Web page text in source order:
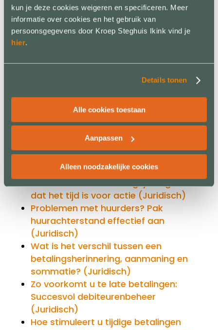
kun je deze cookies weigeren en specificeren. Meer
informatie over cookies en het gebruik van
persoonsgegevens door Kroep Steghuis Ikink vind je
hier.
Details tonen
Alle cookies toestaan
Aanpassen
Alleen noodzakelijke cookies
Geschillen bij openstaande facturen:
wat kunt u doen? (Juridisch)
Professioneel incasseren zonder uw
gerechtsdeurwaarder? (Juridisch)
Hoe werkt de uitbetaling na een
incasso? Dit moet u weten
(Juridisch)
Debiteurenbeheer uitbesteden
zonder zorgen: bespaar tijd en krijg
sneller betaald (Juridisch)
Wanneer een incassobureau
inschakelen: de 7 belangrijke signalen
dat het tijd is voor actie (Juridisch)
Problemen met huurders? Pak
huurachterstand effectief aan
(Juridisch)
Wat is het verschil tussen een
betalingsherinnering, aanmaning en
sommatie? (Juridisch)
Zo voorkomt u te late betalingen:
Succesvol debiteurenbeheer
(Juridisch)
Hoe stimuleert u tijdige betalingen